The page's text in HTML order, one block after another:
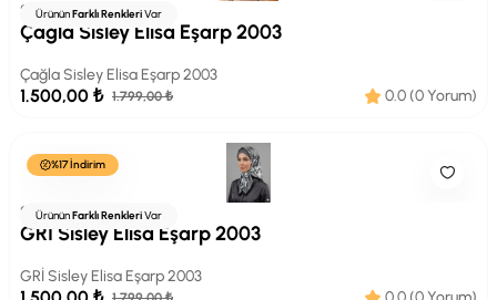
ÜrününFarklı RenkleriVar
SİSLEY
Çağla Sisley Elisa Eşarp 2003
Çağla Sisley Elisa Eşarp 2003
1.500,00 ₺ 1.799,00 ₺ 0.0 (0 Yorum)
%17 İndirim
ÜrününFarklı RenkleriVar
SİSLEY
GRİ Sisley Elisa Eşarp 2003
GRİ Sisley Elisa Eşarp 2003